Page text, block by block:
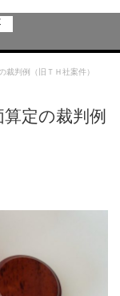
裁判例（旧ＴＨ社案件）
定の裁判例